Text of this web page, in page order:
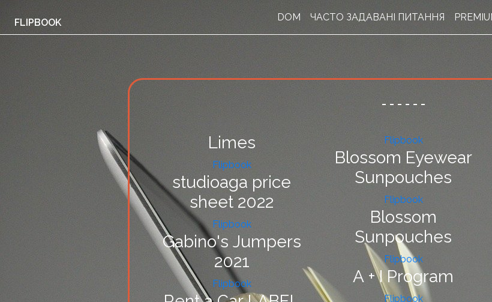
FLIPBOOK DOM ЧАСТО ЗАДАВАНІ ПИТАННЯ
- - - - - -
Limes
Flipbook
studioaga price
sheet 2022
Flipbook
Gabino's Jumpers
2021
Flipbook
Flipbook
Blossom Eyewear
Sunpouches
Flipbook
Blossom
Sunpouches
Flipbook
A + I Program
Flipbook